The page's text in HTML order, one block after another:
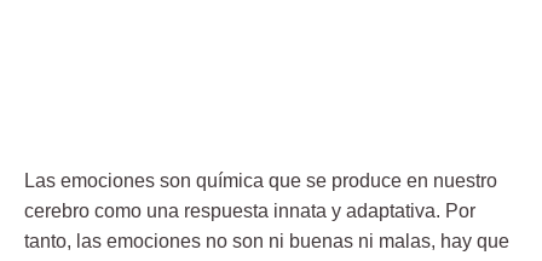
Las emociones son química que se produce en nuestro
cerebro como una respuesta innata y adaptativa. Por
tanto, las emociones no son ni buenas ni malas, hay que